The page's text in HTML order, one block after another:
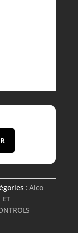
: Alco
ET